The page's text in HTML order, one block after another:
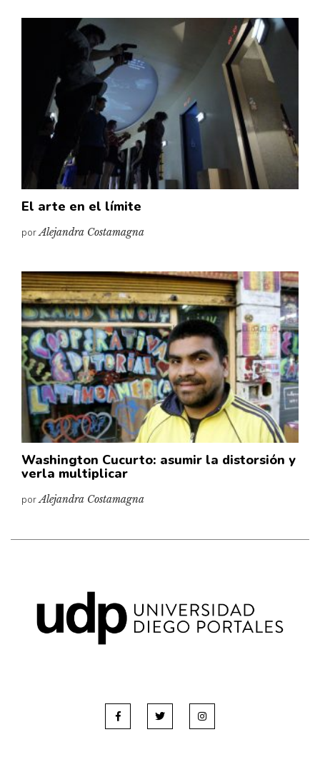
El arte en el límite
porAlejandra Costamagna
Washington Cucurto: asumir la distorsión y
verla multiplicar
porAlejandra Costamagna